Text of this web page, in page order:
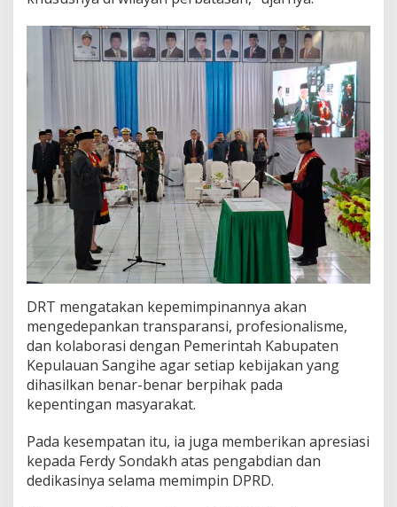
DRT mengatakan kepemimpinannya akan
mengedepankan transparansi, profesionalisme,
dan kolaborasi dengan Pemerintah Kabupaten
Kepulauan Sangihe agar setiap kebijakan yang
dihasilkan benar-benar berpihak pada
kepentingan masyarakat.
Pada kesempatan itu, ia juga memberikan apresiasi
kepada Ferdy Sondakh atas pengabdian dan
dedikasinya selama memimpin DPRD.